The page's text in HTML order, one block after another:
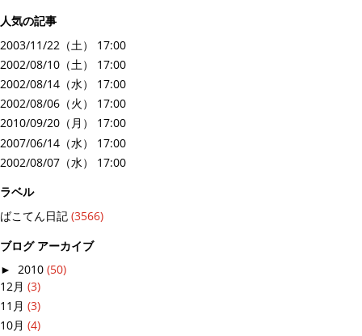
人気の記事
2003/11/22（土） 17:00
2002/08/10（土） 17:00
2002/08/14（水） 17:00
2002/08/06（火） 17:00
2010/09/20（月） 17:00
2007/06/14（水） 17:00
2002/08/07（水） 17:00
ラベル
ばこてん日記 (3566)
ブログ アーカイブ
► 2010 (50)
12月 (3)
11月 (3)
10月 (4)